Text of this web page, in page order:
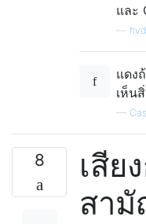
และ
hvd
แดง
เห็น
—
8
เสีย
สา